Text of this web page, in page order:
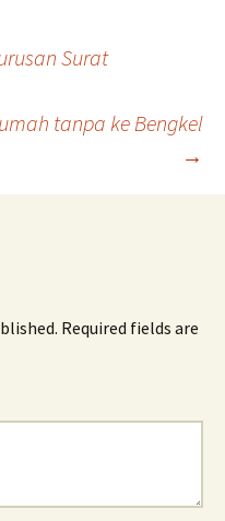
Surat
tanpa ke Bengkel
→
Required fields are